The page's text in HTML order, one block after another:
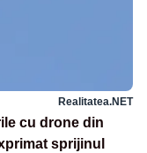
Realitatea.NET
cu drone din
sprijinul